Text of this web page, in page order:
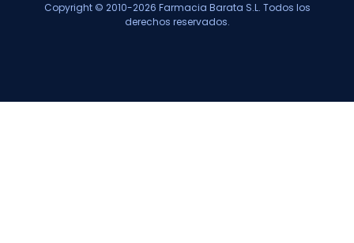
Copyright © 2010-2026 Farmacia Barata S.L. Todos los
derechos reservados.